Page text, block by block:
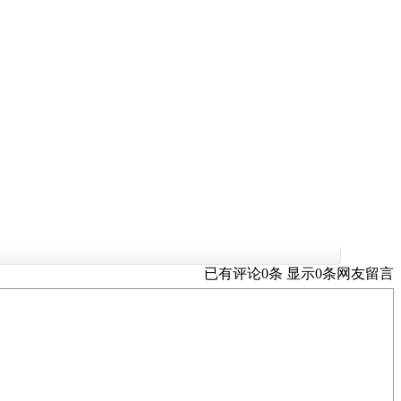
已有评论0条 显示0条网友留言